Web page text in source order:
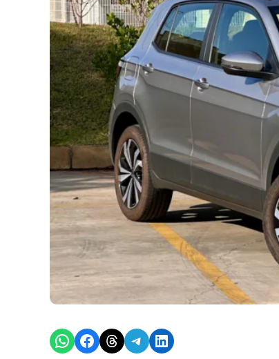
Share on WhatsApp
Share on Facebook
Share on Threads
Share on Telegram
Share on LinkedIn